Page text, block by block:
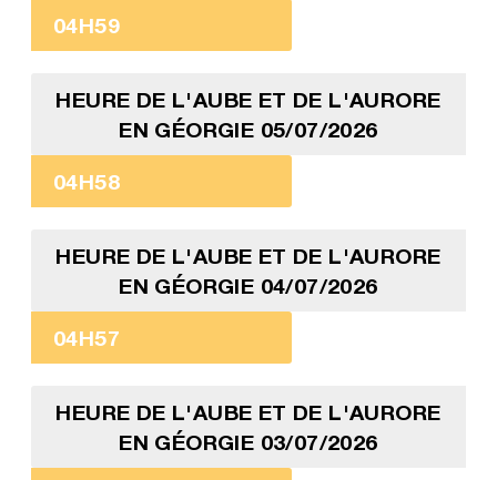
04H59
HEURE DE L'AUBE ET DE L'AURORE
EN GÉORGIE 05/07/2026
04H58
HEURE DE L'AUBE ET DE L'AURORE
EN GÉORGIE 04/07/2026
04H57
HEURE DE L'AUBE ET DE L'AURORE
EN GÉORGIE 03/07/2026